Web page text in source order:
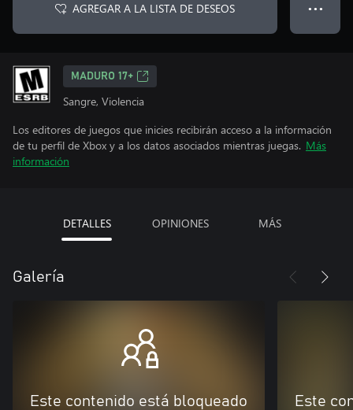
AGREGAR A LA LISTA DE DESEOS ● ● ●
MADURO 17+
Sangre, Violencia
Los editores de juegos que inicies recibirán acceso a la información
de tu perfil de Xbox y a los datos asociados mientras juegas. Más
información
DETALLES OPINIONES MÁS
Galería
Este contenido está bloqueado Este